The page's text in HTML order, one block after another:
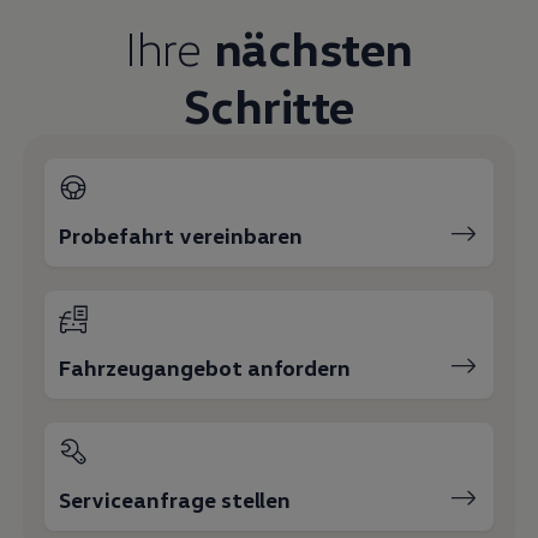
Lifestyle
Transport
Familie
Elektromobilität
Volkswagen R
Ihre nächsten
Schritte
Probefahrt vereinbaren
Fahrzeugangebot anfordern
Serviceanfrage stellen